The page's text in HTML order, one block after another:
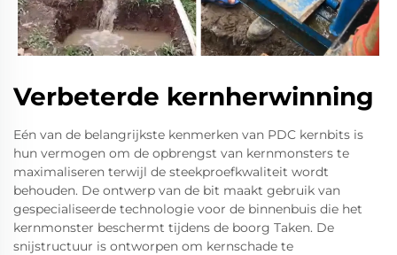
Verbeterde kernherwinning
Eén van de belangrijkste kenmerken van PDC kernbits is
hun vermogen om de opbrengst van kernmonsters te
maximaliseren terwijl de steekproefkwaliteit wordt
behouden. De ontwerp van de bit maakt gebruik van
gespecialiseerde technologie voor de binnenbuis die het
kernmonster beschermt tijdens de boorg Taken. De
snijstructuur is ontworpen om kernschade te